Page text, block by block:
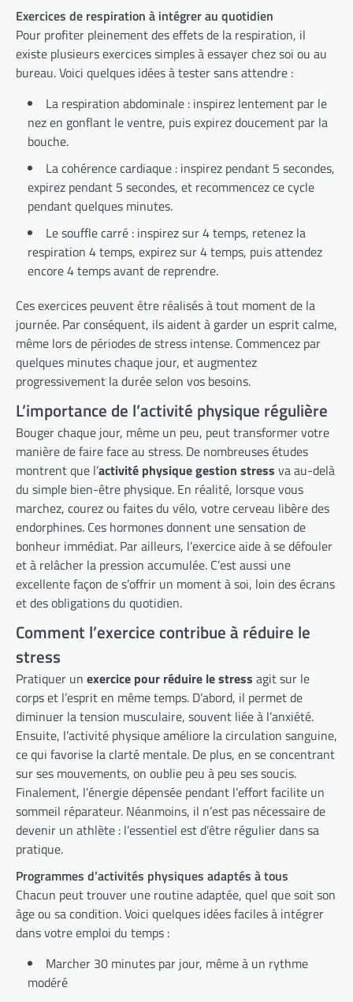
Exercices de respiration à intégrer au quotidien
Pour profiter pleinement des effets de la respiration, il
existe plusieurs exercices simples à essayer chez soi ou au
bureau. Voici quelques idées à tester sans attendre :
La respiration abdominale : inspirez lentement par le
nez en gonflant le ventre, puis expirez doucement par la
bouche.
La cohérence cardiaque : inspirez pendant 5 secondes,
expirez pendant 5 secondes, et recommencez ce cycle
pendant quelques minutes.
Le souffle carré : inspirez sur 4 temps, retenez la
respiration 4 temps, expirez sur 4 temps, puis attendez
encore 4 temps avant de reprendre.
Ces exercices peuvent être réalisés à tout moment de la
journée. Par conséquent, ils aident à garder un esprit calme,
même lors de périodes de stress intense. Commencez par
quelques minutes chaque jour, et augmentez
progressivement la durée selon vos besoins.
L’importance de l’activité physique régulière
Bouger chaque jour, même un peu, peut transformer votre
manière de faire face au stress. De nombreuses études
montrent que l’activité physique gestion stress va au-delà
du simple bien-être physique. En réalité, lorsque vous
marchez, courez ou faites du vélo, votre cerveau libère des
endorphines. Ces hormones donnent une sensation de
bonheur immédiat. Par ailleurs, l’exercice aide à se défouler
et à relâcher la pression accumulée. C’est aussi une
excellente façon de s’offrir un moment à soi, loin des écrans
et des obligations du quotidien.
Comment l’exercice contribue à réduire le
stress
Pratiquer un exercice pour réduire le stress agit sur le
corps et l’esprit en même temps. D’abord, il permet de
diminuer la tension musculaire, souvent liée à l’anxiété.
Ensuite, l’activité physique améliore la circulation sanguine,
ce qui favorise la clarté mentale. De plus, en se concentrant
sur ses mouvements, on oublie peu à peu ses soucis.
Finalement, l’énergie dépensée pendant l’effort facilite un
sommeil réparateur. Néanmoins, il n’est pas nécessaire de
devenir un athlète : l’essentiel est d’être régulier dans sa
pratique.
Programmes d’activités physiques adaptés à tous
Chacun peut trouver une routine adaptée, quel que soit son
âge ou sa condition. Voici quelques idées faciles à intégrer
dans votre emploi du temps :
Marcher 30 minutes par jour, même à un rythme
modéré